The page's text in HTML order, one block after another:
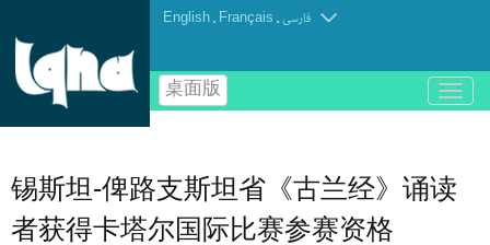
English . Français .فارسی
桌面版
باز
و
منو锡斯坦-俾路支斯坦省《古兰经》诵读
者获得卡塔尔国际比赛参赛资格